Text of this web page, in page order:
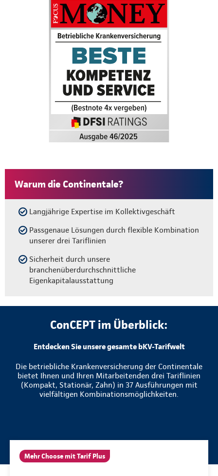
Warum die Continentale?
Langjährige Expertise im Kollektivgeschäft
Passgenaue Lösungen durch flexible Kombination
unserer drei Tariflinien
Sicherheit durch unsere
branchenüberdurchschnittliche
Eigenkapitalausstattung
ConCEPT im Überblick:
Entdecken Sie unsere gesamte bKV-Tarifwelt
Die betriebliche Krankenversicherung der Continentale
bietet Ihnen und Ihren Mitarbeitenden drei Tariflinien
(Kompakt, Stationär, Zahn) in 37 Ausführungen mit
vielfältigen Kombinationsmöglichkeiten.
Mehr Choose mit Tarif Plus